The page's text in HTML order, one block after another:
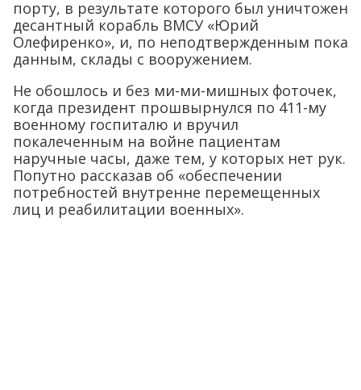
порту, в результате которого был уничтожен
десантный корабль ВМСУ «Юрий
Олефиренко», и, по неподтвержденным пока
данным, склады с вооружением.
Не обошлось и без ми-ми-мишных фоточек,
когда президент прошвырнулся по 411-му
военному госпиталю и вручил
покалеченным на войне пациентам
наручные часы, даже тем, у которых нет рук.
Попутно рассказав об «обеспечении
потребностей внутренне перемещенных
лиц и реабилитации военных».